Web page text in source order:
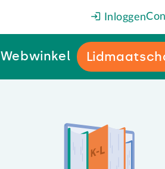
Inloggen
Webwinkel